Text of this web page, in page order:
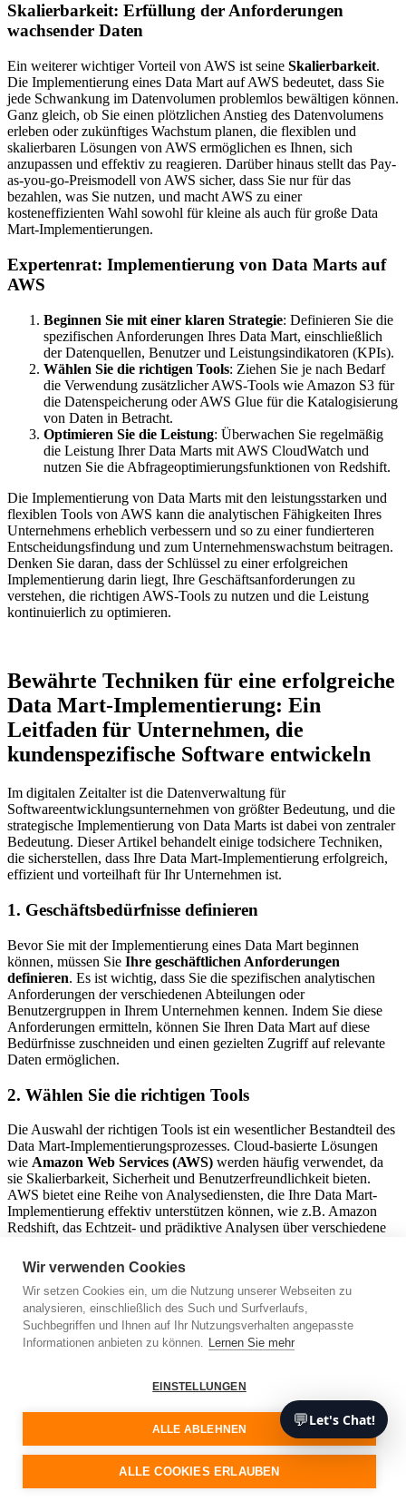
Skalierbarkeit: Erfüllung der Anforderungen
wachsender Daten
Ein weiterer wichtiger Vorteil von AWS ist seine Skalierbarkeit.
Die Implementierung eines Data Mart auf AWS bedeutet, dass Sie
jede Schwankung im Datenvolumen problemlos bewältigen können.
Ganz gleich, ob Sie einen plötzlichen Anstieg des Datenvolumens
erleben oder zukünftiges Wachstum planen, die flexiblen und
skalierbaren Lösungen von AWS ermöglichen es Ihnen, sich
anzupassen und effektiv zu reagieren. Darüber hinaus stellt das Pay-
as-you-go-Preismodell von AWS sicher, dass Sie nur für das
bezahlen, was Sie nutzen, und macht AWS zu einer
kosteneffizienten Wahl sowohl für kleine als auch für große Data
Mart-Implementierungen.
Expertenrat: Implementierung von Data Marts auf
AWS
Beginnen Sie mit einer klaren Strategie: Definieren Sie die
spezifischen Anforderungen Ihres Data Mart, einschließlich
der Datenquellen, Benutzer und Leistungsindikatoren (KPIs).
Wählen Sie die richtigen Tools: Ziehen Sie je nach Bedarf
die Verwendung zusätzlicher AWS-Tools wie Amazon S3 für
die Datenspeicherung oder AWS Glue für die Katalogisierung
von Daten in Betracht.
Optimieren Sie die Leistung: Überwachen Sie regelmäßig
die Leistung Ihrer Data Marts mit AWS CloudWatch und
nutzen Sie die Abfrageoptimierungsfunktionen von Redshift.
Die Implementierung von Data Marts mit den leistungsstarken und
flexiblen Tools von AWS kann die analytischen Fähigkeiten Ihres
Unternehmens erheblich verbessern und so zu einer fundierteren
Entscheidungsfindung und zum Unternehmenswachstum beitragen.
Denken Sie daran, dass der Schlüssel zu einer erfolgreichen
Implementierung darin liegt, Ihre Geschäftsanforderungen zu
verstehen, die richtigen AWS-Tools zu nutzen und die Leistung
kontinuierlich zu optimieren.
Bewährte Techniken für eine erfolgreiche
Data Mart-Implementierung: Ein
Leitfaden für Unternehmen, die
kundenspezifische Software entwickeln
Im digitalen Zeitalter ist die Datenverwaltung für
Softwareentwicklungsunternehmen von größter Bedeutung, und die
strategische Implementierung von Data Marts ist dabei von zentraler
Bedeutung. Dieser Artikel behandelt einige todsichere Techniken,
die sicherstellen, dass Ihre Data Mart-Implementierung erfolgreich,
effizient und vorteilhaft für Ihr Unternehmen ist.
1. Geschäftsbedürfnisse definieren
Bevor Sie mit der Implementierung eines Data Mart beginnen
können, müssen Sie Ihre geschäftlichen Anforderungen
definieren. Es ist wichtig, dass Sie die spezifischen analytischen
Anforderungen der verschiedenen Abteilungen oder
Benutzergruppen in Ihrem Unternehmen kennen. Indem Sie diese
Anforderungen ermitteln, können Sie Ihren Data Mart auf diese
Bedürfnisse zuschneiden und einen gezielten Zugriff auf relevante
Daten ermöglichen.
2. Wählen Sie die richtigen Tools
Die Auswahl der richtigen Tools ist ein wesentlicher Bestandteil des
Data Mart-Implementierungsprozesses. Cloud-basierte Lösungen
wie Amazon Web Services (AWS) werden häufig verwendet, da
sie Skalierbarkeit, Sicherheit und Benutzerfreundlichkeit bieten.
AWS bietet eine Reihe von Analysediensten, die Ihre Data Mart-
Implementierung effektiv unterstützen können, wie z.B. Amazon
Redshift, das Echtzeit- und prädiktive Analysen über verschiedene
Sobald Ihr Data Mart eingerichtet und in Betrieb ist, gehört es zu
den besten Praktiken, ihn regelmäßigzu überwachen und zu
optimieren. Indem Sie Ihren Data Mart genau im Auge behalten,
Ihr Unternehmen bleibt. Zur kontinuierlichen Optimierung gehört
die regelmäßige Aktualisierung und Verfeinerung Ihres Data Mart
auf der Grundlage der sich entwickelnden Anforderungen Ihres
Unternehmens und der sich ändernden Datentrends.
💬Let's Chat!
Wir verwenden Cookies
Wir setzen Cookies ein, um die Nutzung unserer Webseiten zu
analysieren, einschließlich des Such und Surfverlaufs,
Suchbegriffen und Ihnen auf Ihr Nutzungsverhalten angepasste
Informationen anbieten zu können. Lernen Sie mehr
EINSTELLUNGEN
ALLE ABLEHNEN
ALLE COOKIES ERLAUBEN